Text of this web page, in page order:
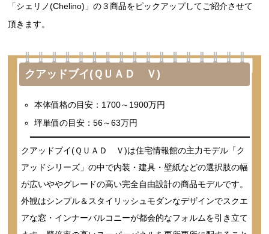
「シェリノ(Chelino)」の３商品をピックアップしてご紹介させて
頂きます。
クアッドブイ(ＱＵＡＤ Ｖ)
本体価格の目安：1700～1900万円
坪単価の目安：56～63万円
クアッドブイ(ＱＵＡＤ Ｖ)は住宅情報館の主力モデル「ク
アッドシリーズ」の中で内装・建具・壁紙などの選択肢の幅
が広いややグレードの高い完全自由設計の商品モデルです。
外観はシンプル＆スタイリッシュモダンなデザインでスクエ
アな窓・インナーバルコニーが都会的なフォルムを引き立て